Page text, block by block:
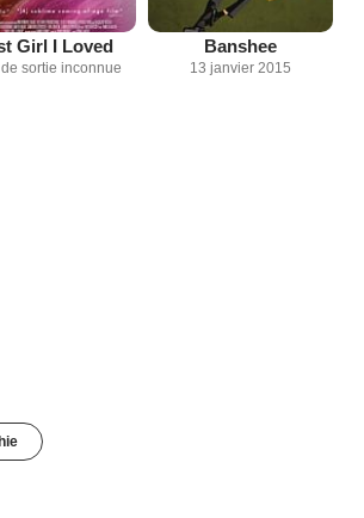
Girl I Loved
sortie inconnue
Banshee
13 janvier 2015